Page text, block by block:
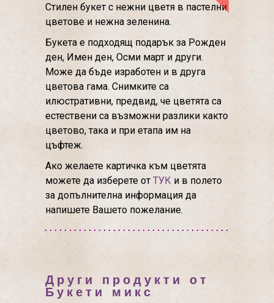
Стилен букет с нежни цветя в пастелни
цветове и нежна зеленина.
Букета е подходящ подарък за Рожден
ден, Имен ден, Осми март и други.
Може да бъде изработен и в друга
цветова гама. Снимките са
илюстративни, предвид, че цветята са
естествени са възможни разлики както
цветово, така и при етапа им на
цъфтеж.
Ако желаете картичка към цветята
можете да изберете от ТУК и в полето
за допълнителна информация да
напишете Вашето пожелание.
Други продукти от
Букети микс